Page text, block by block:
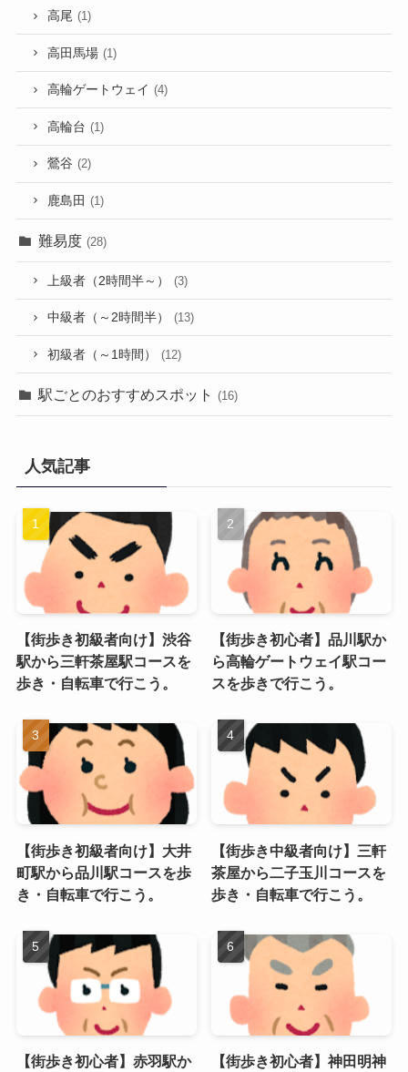
高尾 (1)
高田馬場 (1)
高輪ゲートウェイ (4)
高輪台 (1)
鶯谷 (2)
鹿島田 (1)
難易度 (28)
上級者（2時間半～） (3)
中級者（～2時間半） (13)
初級者（～1時間） (12)
駅ごとのおすすめスポット (16)
人気記事
【街歩き初級者向け】渋谷
駅から三軒茶屋駅コースを
歩き・自転車で行こう。
【街歩き初心者】品川駅か
ら高輪ゲートウェイ駅コー
スを歩きで行こう。
【街歩き初級者向け】大井
町駅から品川駅コースを歩
き・自転車で行こう。
【街歩き中級者向け】三軒
茶屋から二子玉川コースを
歩き・自転車で行こう。
【街歩き初心者】赤羽駅か
【街歩き初心者】神田明神